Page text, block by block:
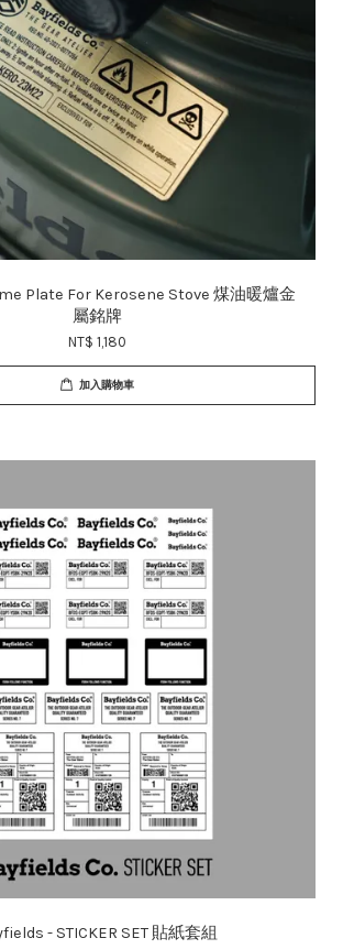
Plate For Kerosene Stove 煤油暖爐金
屬銘牌
NT$ 1,180
加入購物車
- STICKER SET 貼紙套組